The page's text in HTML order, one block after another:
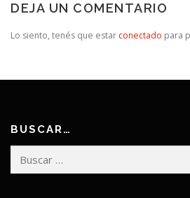
DEJA UN COMENTARIO
Lo siento, tenés que estar conectado para
BUSCAR…